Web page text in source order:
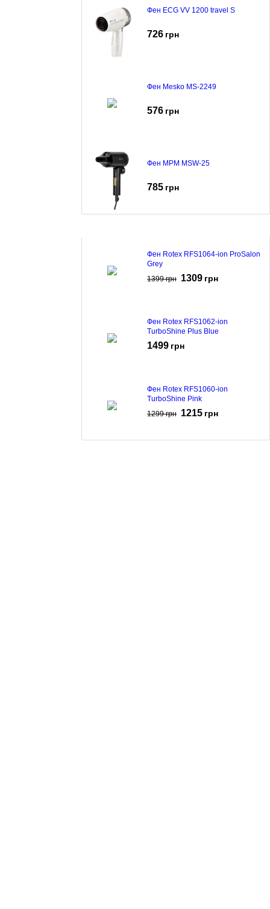
Фен ECG VV 1200 travel S
726 грн
Фен Mesko MS-2249
576 грн
Фен MPM MSW-25
785 грн
Фен Rotex RFS1064-ion ProSalon
Grey
1399 грн 1309 грн
Фен Rotex RFS1062-ion
TurboShine Plus Blue
1499 грн
Фен Rotex RFS1060-ion
TurboShine Pink
1299 грн 1215 грн